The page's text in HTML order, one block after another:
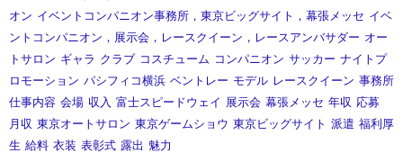
オン イベントコンパニオン事務所，東京ビッグサイト，幕張メッセ イベ
ントコンパニオン，展示会，レースクイーン，レースアンバサダー オー
トサロン ギャラ クラブ コスチューム コンパニオン サッカー ナイトプ
ロモーション パシフィコ横浜 ベントレー モデル レースクイーン 事務所
仕事内容 会場 収入 富士スピードウェイ 展示会 幕張メッセ 年収 応募
月収 東京オートサロン 東京ゲームショウ 東京ビッグサイト 派遣 福利厚
生 給料 衣装 表彰式 露出 魅力